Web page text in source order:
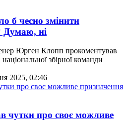
б чесно змінити
Думаю, ні
Юрген Клопп прокоментував
збірної команди
2025, 02:46
чутки про своє можливе